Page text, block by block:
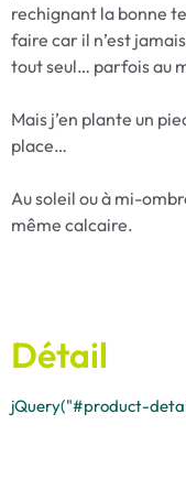
rechignant la bonne
faire car il n’est
tout seul… parfois au
Mais j’en plante un
place…
Au soleil ou à mi-
même calcaire.
Détail
jQuery("#product-